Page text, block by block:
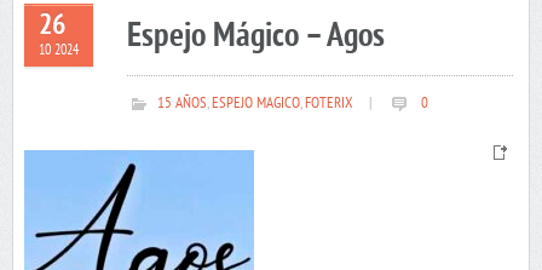
26
10 2024 Espejo Mágico – Agos
15 AÑOS,ESPEJO MAGICO,FOTERIX 0